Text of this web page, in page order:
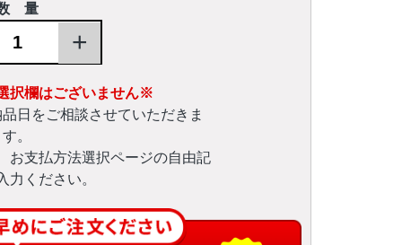
量
+
択欄はございません※
日をご相談させていただきま
す。
お支払方法選択ページの自由記
力ください。